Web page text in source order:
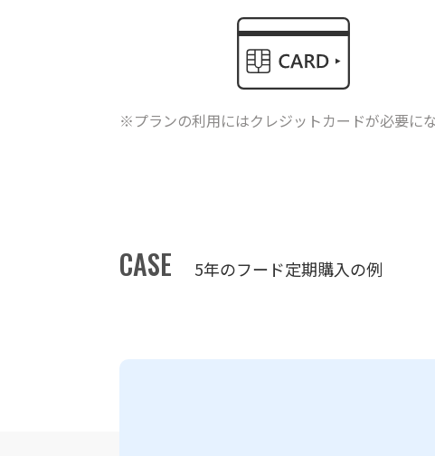
※プランの利用にはクレジットカードが必要にな
CASE 5年のフード定期購入の例